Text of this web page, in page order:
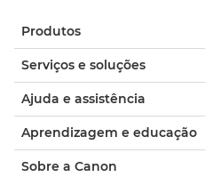
Produtos
Serviços e soluções
Ajuda e assistência
Aprendizagem e educação
Sobre a Canon